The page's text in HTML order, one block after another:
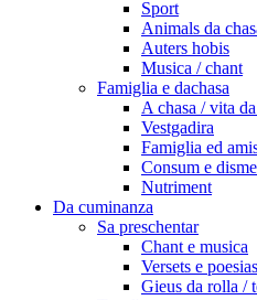
Sport
Animals da
Auters hobis
Musica / chant
Famiglia e dachasa
A chasa / vita
Vestgadira
Famiglia ed
Consum e
Nutriment
Da cuminanza
Sa preschentar
Chant e musica
Versets e poesias
Gieus da rolla /